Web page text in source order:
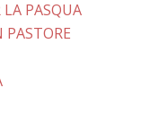
LA PASQUA
PASTORE